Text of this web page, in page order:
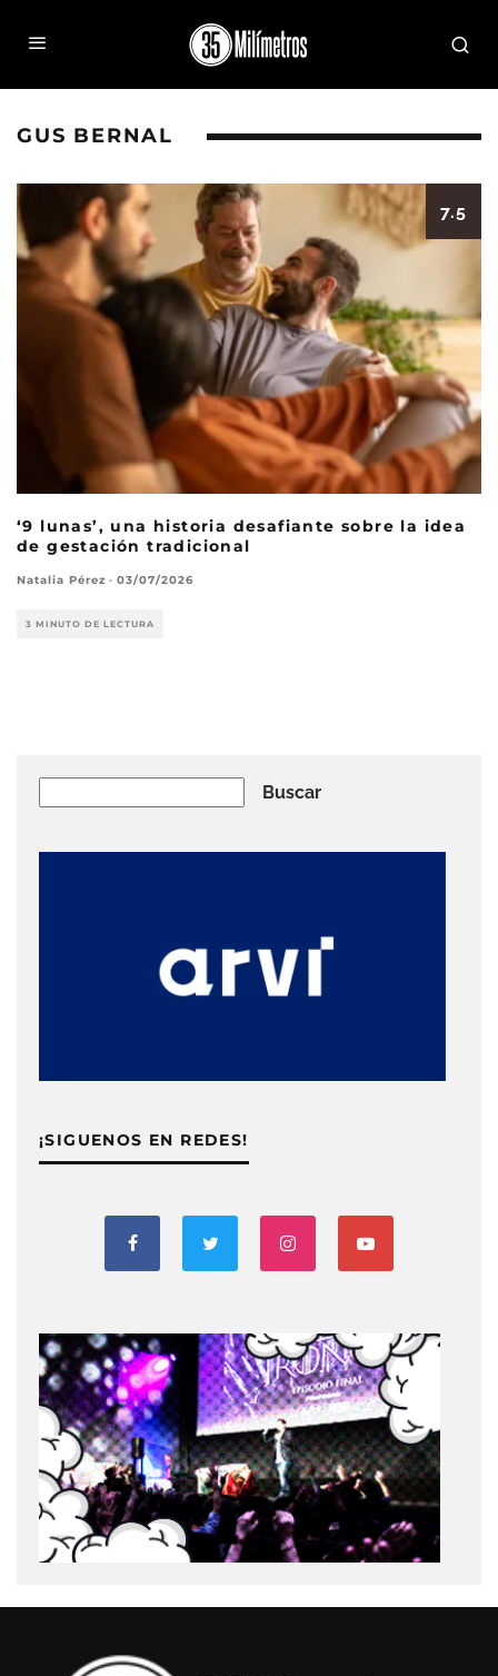
GUS BERNAL
7.5
‘9 lunas’, una historia desafiante sobre la idea
de gestación tradicional
Natalia Pérez · 03/07/2026
3 MINUTO DE LECTURA
Buscar
¡SIGUENOS EN REDES!